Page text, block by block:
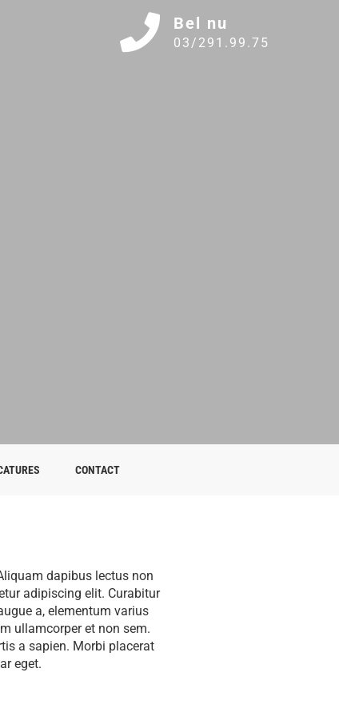
Bel nu
03/291.99.75
CONTACT
dapibus lectus non
adipiscing elit. Curabitur
a, elementum varius
ullamcorper et non sem.
a sapien. Morbi placerat
eget.